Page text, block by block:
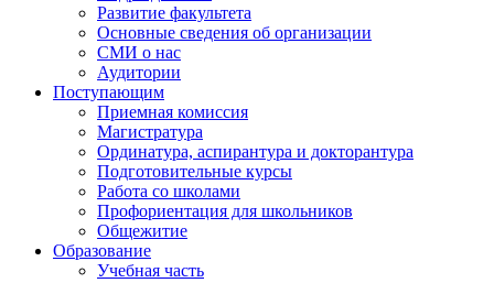
Развитие факультета
Основные сведения об организации
СМИ о нас
Аудитории
Поступающим
Приемная комиссия
Магистратура
Ординатура, аспирантура и докторантура
Подготовительные курсы
Работа со школами
Профориентация для школьников
Общежитие
Образование
Учебная часть